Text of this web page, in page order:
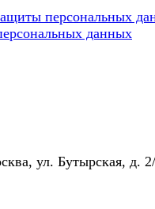
персональных
данных
ул. Бутырская, д. 2/